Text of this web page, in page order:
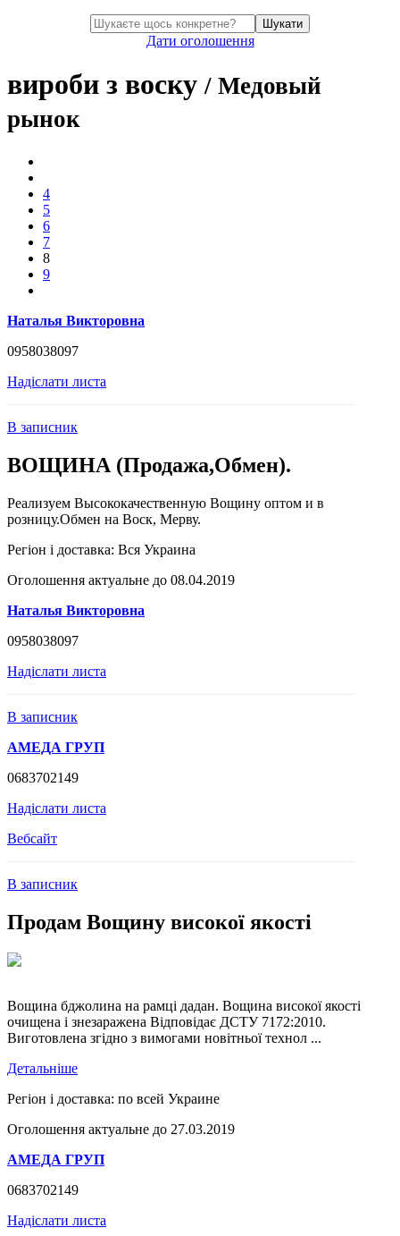
Шукати
Дати оголошення
вироби з воску/ Медовый
рынок
4
5
6
7
8
9
Наталья Викторовна
0958038097
Надіслати листа
В записник
ВОЩИНА (Продажа,Обмен).
Реализуем Высококачественную Вощину оптом и в
розницу.Обмен на Воск, Мерву.
Регіон і доставка: Вся Украина
Оголошення актуальне до 08.04.2019
Наталья Викторовна
0958038097
Надіслати листа
В записник
АМЕДА ГРУП
0683702149
Надіслати листа
Вебсайт
В записник
Продам Вощину високої якості
Вощина бджолина на рамці дадан. Вощина високої якості
очищена і знезаражена Відповідає ДСТУ 7172:2010.
Виготовлена згідно з вимогами новітньої технол ...
Детальніше
Регіон і доставка: по всей Украине
Оголошення актуальне до 27.03.2019
АМЕДА ГРУП
0683702149
Надіслати листа